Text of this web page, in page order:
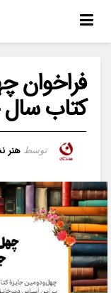
فراخوان
کتاب سال
توسط هنر